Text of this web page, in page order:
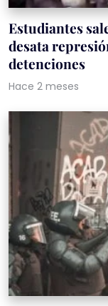
Estudiantes
desata
detenciones
Hace 2 meses